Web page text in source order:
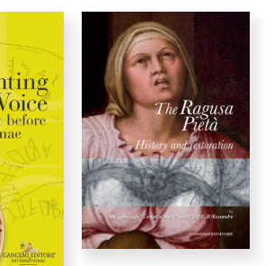
Marascialli Sara
Paolo,Riotta Claudio